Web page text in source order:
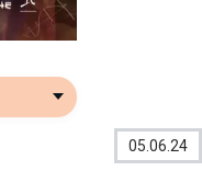
05.06.24